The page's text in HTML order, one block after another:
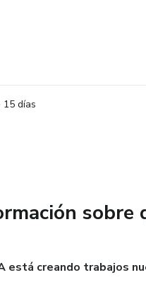
15 días
sobre
está creando trabajos